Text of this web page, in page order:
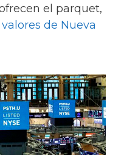
el parquet,
de Nueva